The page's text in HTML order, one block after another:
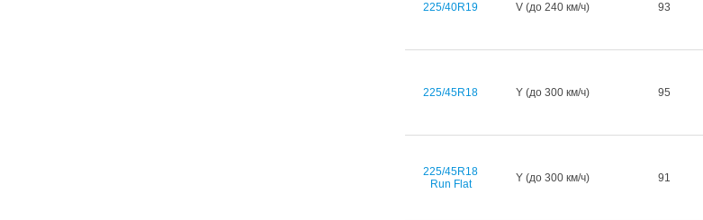
225/40R19 V (до 240 км/ч) 93
225/45R18 Y (до 300 км/ч) 95
225/45R18
Run Flat
Y (до 300 км/ч) 91